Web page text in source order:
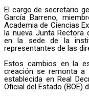
El cargo de secretario
García Barreno,
Academia de Ciencias
la nueva Junta Rectora
en la sede de la
representantes de las
Estos cambios en la
creación se remonta a
establecida en Real
Oficial del Estado (BOE)